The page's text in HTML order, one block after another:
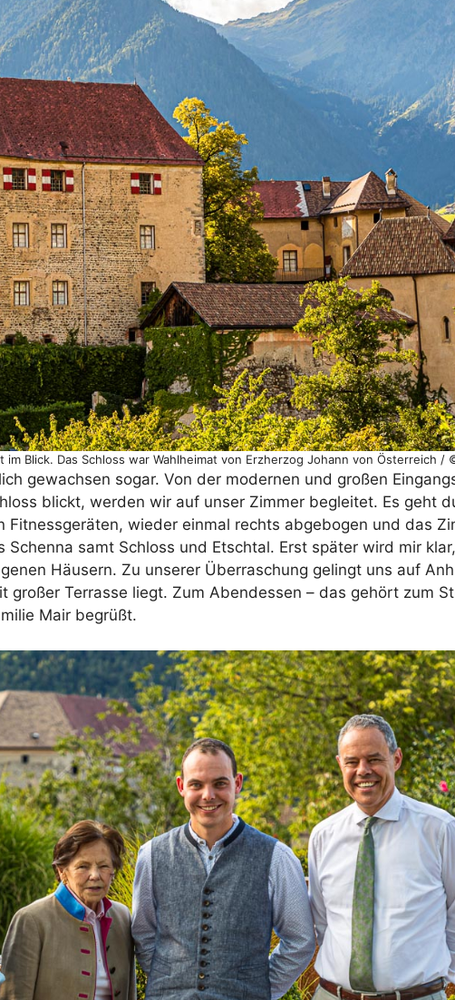
Blick. Das Schloss war Wahlheimat von Erzherzog Johann von Österreich /
gewachsen sogar. Von der modernen und großen
blickt, werden wir auf unser Zimmer begleitet. Es geht
Fitnessgeräten, wieder einmal rechts abgebogen und das
samt Schloss und Etschtal. Erst später wird mir
Häusern. Zu unserer Überraschung gelingt uns auf
großer Terrasse liegt. Zum Abendessen – das gehört zum
Mair begrüßt.